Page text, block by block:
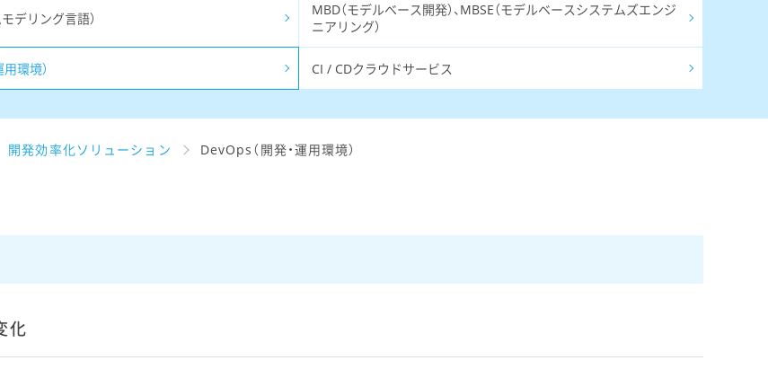
デリング言語）
MBD（モデルベース開発）、MBSE（モデルベースシステムズエンジ
ニアリング）
環境） CI / CDクラウドサービス
開発効率化ソリューション DevOps（開発・運用環境）
化